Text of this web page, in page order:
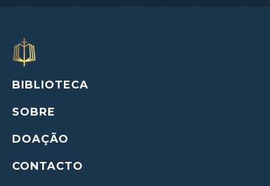
BIBLIOTECA
SOBRE
DOAÇÃO
CONTACTO